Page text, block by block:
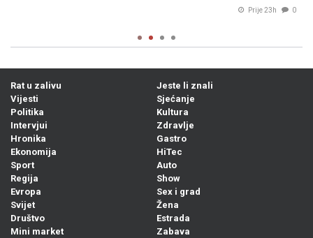
Rat u zalivu
Vijesti
Politika
Intervjui
Hronika
Ekonomija
Sport
Regija
Evropa
Svijet
Društvo
Mini market
Jeste li znali
Sjećanje
Kultura
Zdravlje
Gastro
HiTec
Auto
Show
Sex i grad
Žena
Estrada
Zabava